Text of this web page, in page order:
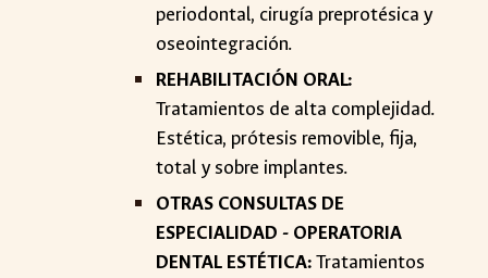
periodontal, cirugía preprotésica y
oseointegración.
REHABILITACIÓN ORAL:
Tratamientos de alta complejidad.
Estética, prótesis removible, fija,
total y sobre implantes.
OTRAS CONSULTAS DE
ESPECIALIDAD - OPERATORIA
DENTAL ESTÉTICA:Tratamientos